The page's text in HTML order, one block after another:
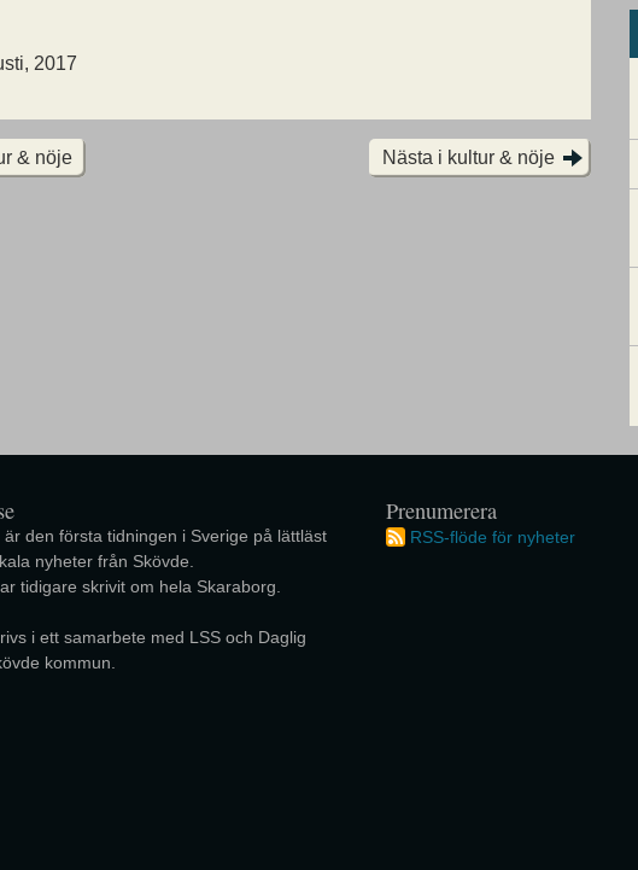
2017
& nöje Nästa i kultur & nöje
är den första tidningen i Sverige på lättläst
nyheter från Skövde.
tidigare skrivit om hela Skaraborg.
i ett samarbete med LSS och Daglig
kommun.
Prenumerera
RSS-flöde för nyheter